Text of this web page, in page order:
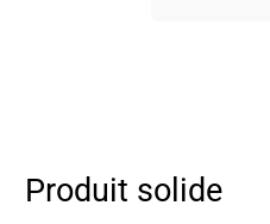
Produit solide